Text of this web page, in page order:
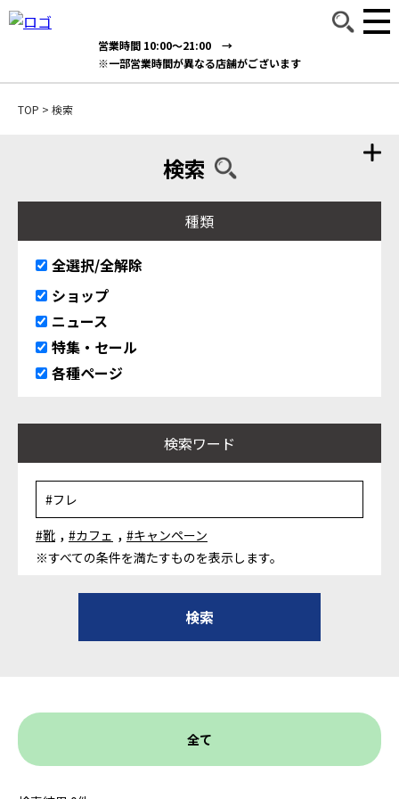
営業時間 10:00～21:00 →
※一部営業時間が異なる店舗がございます
TOP > 検索
検索
種類
全選択/全解除
ショップ
ニュース
特集・セール
各種ページ
検索ワード
#靴 , #カフェ , #キャンペーン
※すべての条件を満たすものを表示します。
全て